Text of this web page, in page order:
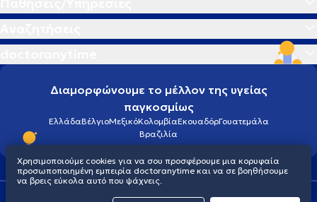
Διαμορφώνουμε το μέλλον της υγείας
παγκοσμίως
ΕλλάδαΒέλγιοΜεξικόΚολομβίαΕκουαδόρΓουατεμάλα
Βραζιλία
Πολιτική προστασίας προσωπικού απορρήτου
Χρησιμοποιούμε cookies για να σου προσφέρουμε μια κορυφαία
προσωποποιημένη εμπειρία doctoranytime και να σε βοηθήσουμε
να βρεις εύκολα αυτό που ψάχνεις.